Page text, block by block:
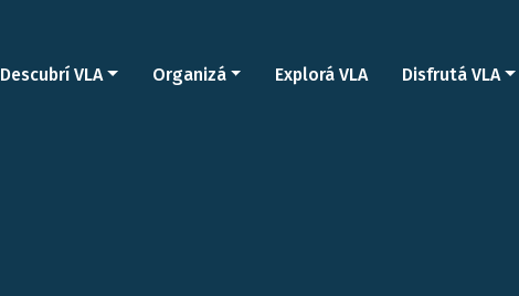
Descubrí VLA Organizá Explorá VLA Disfrutá VLA